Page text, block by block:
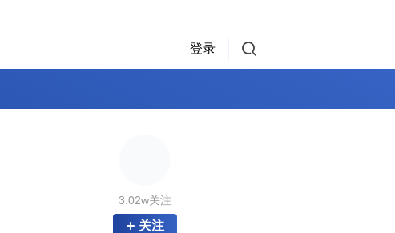
登录
3.02w关注
关注